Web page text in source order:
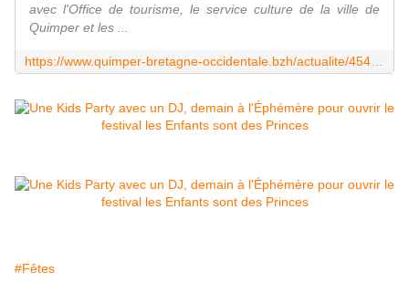
avec l'Office de tourisme, le service culture de la ville de
Quimper et les ...
#Fêtes